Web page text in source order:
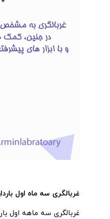
غربالگری سه ماه اول